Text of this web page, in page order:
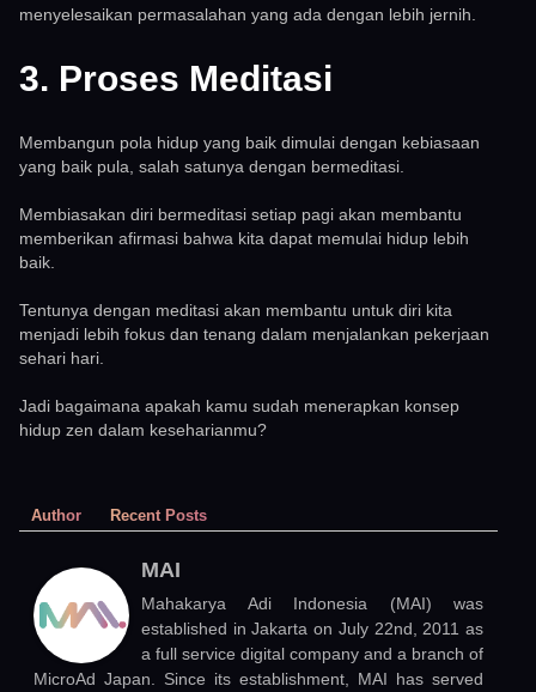
menyelesaikan permasalahan yang ada dengan lebih jernih.
3. Proses Meditasi
Membangun pola hidup yang baik dimulai dengan kebiasaan
yang baik pula, salah satunya dengan bermeditasi.
Membiasakan diri bermeditasi setiap pagi akan membantu
memberikan afirmasi bahwa kita dapat memulai hidup lebih
baik.
Tentunya dengan meditasi akan membantu untuk diri kita
menjadi lebih fokus dan tenang dalam menjalankan pekerjaan
sehari hari.
Jadi bagaimana apakah kamu sudah menerapkan konsep
hidup zen dalam keseharianmu?
Author Recent Posts
MAI
Mahakarya Adi Indonesia (MAI) was
established in Jakarta on July 22nd, 2011 as
a full service digital company and a branch of
MicroAd Japan. Since its establishment, MAI has served